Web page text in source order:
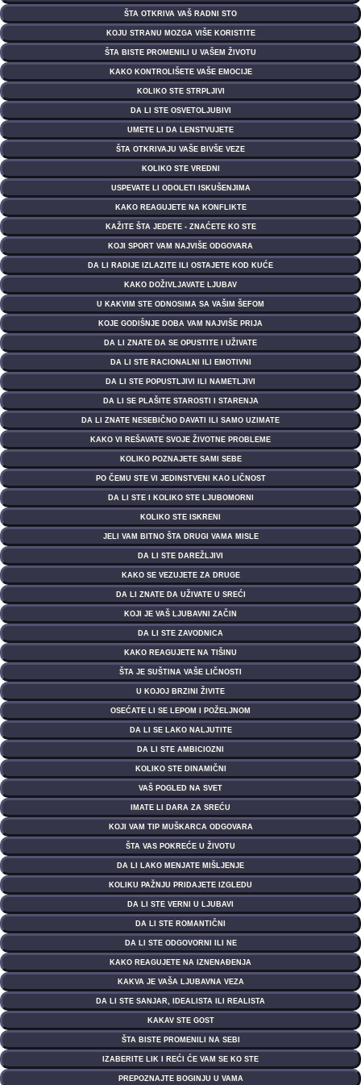
ŠTA OTKRIVA VAŠ RADNI STO
KOJU STRANU MOZGA VIŠE KORISTITE
ŠTA BISTE PROMENILI U VAŠEM ŽIVOTU
KAKO KONTROLIŠETE VAŠE EMOCIJE
KOLIKO STE STRPLJIVI
DA LI STE OSVETOLJUBIVI
UMETE LI DA LENSTVUJETE
ŠTA OTKRIVAJU VAŠE BIVŠE VEZE
KOLIKO STE VREDNI
USPEVATE LI ODOLETI ISKUŠENJIMA
KAKO REAGUJETE NA KONFLIKTE
KAŽITE ŠTA JEDETE - ZNAĆETE KO STE
KOJI SPORT VAM NAJVIŠE ODGOVARA
DA LI RADIJE IZLAZITE ILI OSTAJETE KOD KUĆE
KAKO DOŽIVLJAVATE LJUBAV
U KAKVIM STE ODNOSIMA SA VAŠIM ŠEFOM
KOJE GODIŠNJE DOBA VAM NAJVIŠE PRIJA
DA LI ZNATE DA SE OPUSTITE I UŽIVATE
DA LI STE RACIONALNI ILI EMOTIVNI
DA LI STE POPUSTLJIVI ILI NAMETLJIVI
DA LI SE PLAŠITE STAROSTI I STARENJA
DA LI ZNATE NESEBIČNO DAVATI ILI SAMO UZIMATE
KAKO VI REŠAVATE SVOJE ŽIVOTNE PROBLEME
KOLIKO POZNAJETE SAMI SEBE
PO ČEMU STE VI JEDINSTVENI KAO LIČNOST
DA LI STE I KOLIKO STE LJUBOMORNI
KOLIKO STE ISKRENI
JELI VAM BITNO ŠTA DRUGI VAMA MISLE
DA LI STE DAREŽLJIVI
KAKO SE VEZUJETE ZA DRUGE
DA LI ZNATE DA UŽIVATE U SREĆI
KOJI JE VAŠ LJUBAVNI ZAČIN
DA LI STE ZAVODNICA
KAKO REAGUJETE NA TIŠINU
ŠTA JE SUŠTINA VAŠE LIČNOSTI
U KOJOJ BRZINI ŽIVITE
OSEĆATE LI SE LEPOM I POŽELJNOM
DA LI SE LAKO NALJUTITE
DA LI STE AMBICIOZNI
KOLIKO STE DINAMIČNI
VAŠ POGLED NA SVET
IMATE LI DARA ZA SREĆU
KOJI VAM TIP MUŠKARCA ODGOVARA
ŠTA VAS POKREĆE U ŽIVOTU
DA LI LAKO MENJATE MIŠLJENJE
KOLIKU PAŽNJU PRIDAJETE IZGLEDU
DA LI STE VERNI U LJUBAVI
DA LI STE ROMANTIČNI
DA LI STE ODGOVORNI ILI NE
KAKO REAGUJETE NA IZNENAĐENJA
KAKVA JE VAŠA LJUBAVNA VEZA
DA LI STE SANJAR, IDEALISTA ILI REALISTA
KAKAV STE GOST
ŠTA BISTE PROMENILI NA SEBI
IZABERITE LIK I REĆI ĆE VAM SE KO STE
PREPOZNAJTE BOGINJU U VAMA